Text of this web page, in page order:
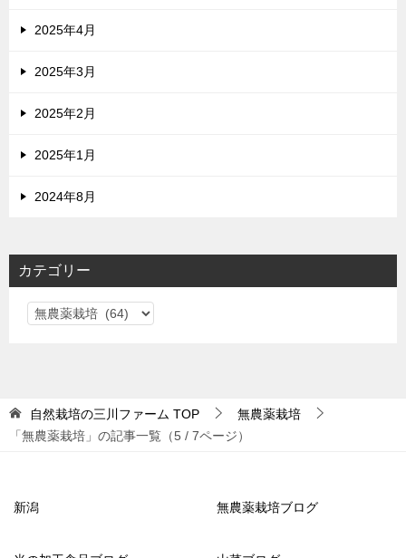
2025年4月
2025年3月
2025年2月
2025年1月
2024年8月
カテゴリー
カ
自然栽培の三川ファーム TOP
無農薬栽培
「無農薬栽培」の記事一覧（5 / 7ページ）
新潟 無農薬栽培ブログ